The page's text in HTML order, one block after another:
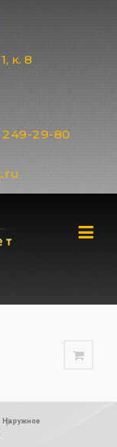
к. 8
249-29-80
Наружное